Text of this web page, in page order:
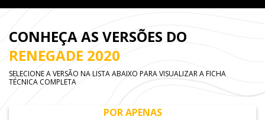
CONHEÇA AS VERSÕES DO
RENEGADE 2020
SELECIONE A VERSÃO NA LISTA ABAIXO PARA VISUALIZAR A FICHA
TÉCNICA COMPLETA
POR APENAS